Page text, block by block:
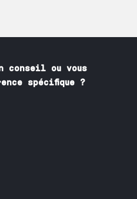
conseil ou vous
spécifique ?